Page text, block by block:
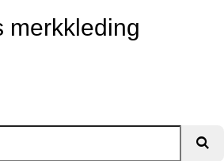
merkkleding